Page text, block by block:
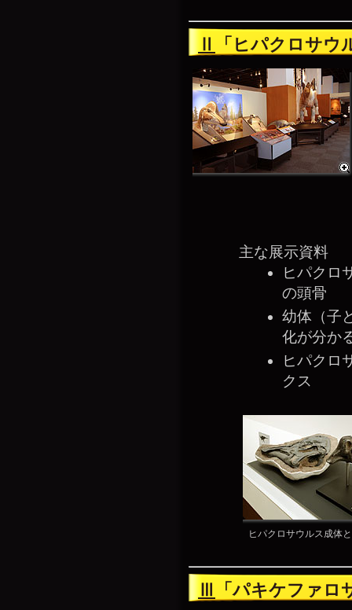
Ⅱ 「ヒパクロサウ
主な展示資料
ヒパクロ
の頭骨
幼体（子
化が分か
ヒパクロ
クス
ヒパクロサウルス成体
Ⅲ 「パキケファ